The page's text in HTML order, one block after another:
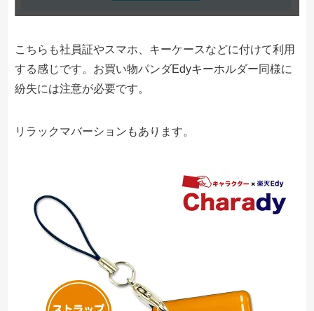
こちらも社員証やスマホ、キーケースなどに付けて利用
する感じです。お買い物パンダEdyキーホルダー同様に
紛失には注意が必要です。
リラックマバーションもあります。